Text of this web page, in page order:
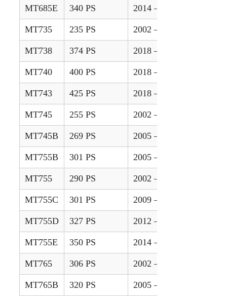
MT685E 340 PS 2014 – 2020
MT735 235 PS 2002 – 2004
MT738 374 PS 2018 –
MT740 400 PS 2018 –
MT743 425 PS 2018 –
MT745 255 PS 2002 – 2004
MT745B 269 PS 2005 – 2008
MT755B 301 PS 2005 – 2008
MT755 290 PS 2002 – 2004
MT755C 301 PS 2009 – 2011
MT755D 327 PS 2012 – 2013
MT755E 350 PS 2014 – 2017
MT765 306 PS 2002 – 2004
MT765B 320 PS 2005 – 2008